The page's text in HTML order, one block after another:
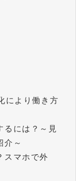
により働き方
るには？～見
介～
スマホで外